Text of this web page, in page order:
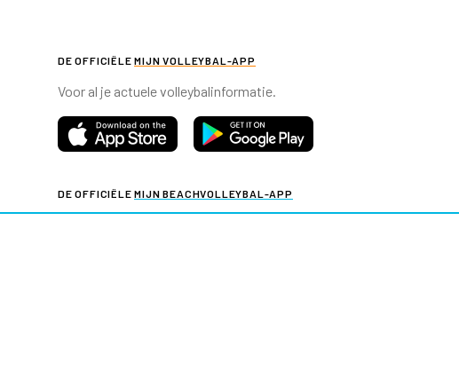
DE OFFICIËLEMIJN VOLLEYBAL-APP
Voor al je actuele volleybalinformatie.
DE OFFICIËLEMIJN BEACHVOLLEYBAL-APP